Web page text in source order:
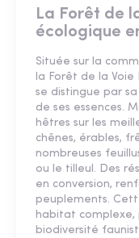
La Forêt de
écologique
Située sur la
la Forêt de la Voie
se distingue par
de ses essences.
hêtres sur les
chênes, érables,
nombreuses
ou le tilleul. Des
en conversion,
peuplements.
habitat
biodiversité